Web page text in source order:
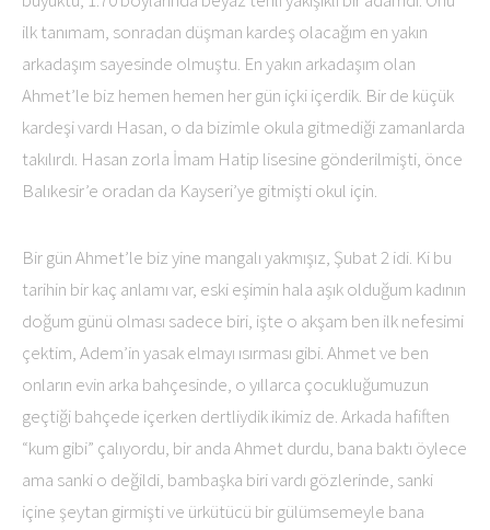
ilk tanımam, sonradan düşman kardeş olacağım en yakın
arkadaşım sayesinde olmuştu. En yakın arkadaşım olan
Ahmet’le biz hemen hemen her gün içki içerdik. Bir de küçük
kardeşi vardı Hasan, o da bizimle okula gitmediği zamanlarda
takılırdı. Hasan zorla İmam Hatip lisesine gönderilmişti, önce
Balıkesir’e oradan da Kayseri’ye gitmişti okul için.
Bir gün Ahmet’le biz yine mangalı yakmışız, Şubat 2 idi. Ki bu
tarihin bir kaç anlamı var, eski eşimin hala aşık olduğum kadının
doğum günü olması sadece biri, işte o akşam ben ilk nefesimi
çektim, Adem’in yasak elmayı ısırması gibi. Ahmet ve ben
onların evin arka bahçesinde, o yıllarca çocukluğumuzun
geçtiği bahçede içerken dertliydik ikimiz de. Arkada hafiften
“kum gibi” çalıyordu, bir anda Ahmet durdu, bana baktı öylece
ama sanki o değildi, bambaşka biri vardı gözlerinde, sanki
içine şeytan girmişti ve ürkütücü bir gülümsemeyle bana